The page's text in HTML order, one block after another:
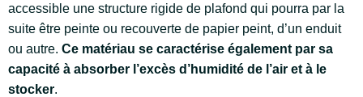
accessible une structure rigide de plafond qui pourra par la
suite être peinte ou recouverte de papier peint, d’un enduit
ou autre. Ce matériau se caractérise également par sa
capacité à absorber l’excès d’humidité de l’air et à le
stocker.